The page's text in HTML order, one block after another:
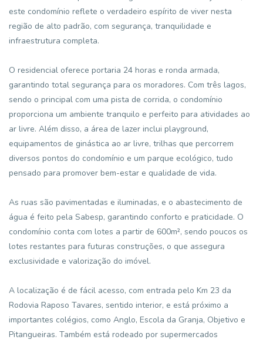
este condomínio reflete o verdadeiro espírito de viver nesta
região de alto padrão, com segurança, tranquilidade e
infraestrutura completa.
O residencial oferece portaria 24 horas e ronda armada,
garantindo total segurança para os moradores. Com três lagos,
sendo o principal com uma pista de corrida, o condomínio
proporciona um ambiente tranquilo e perfeito para atividades ao
ar livre. Além disso, a área de lazer inclui playground,
equipamentos de ginástica ao ar livre, trilhas que percorrem
diversos pontos do condomínio e um parque ecológico, tudo
pensado para promover bem-estar e qualidade de vida.
As ruas são pavimentadas e iluminadas, e o abastecimento de
água é feito pela Sabesp, garantindo conforto e praticidade. O
condomínio conta com lotes a partir de 600m², sendo poucos os
lotes restantes para futuras construções, o que assegura
exclusividade e valorização do imóvel.
A localização é de fácil acesso, com entrada pelo Km 23 da
Rodovia Raposo Tavares, sentido interior, e está próximo a
importantes colégios, como Anglo, Escola da Granja, Objetivo e
Pitangueiras. Também está rodeado por supermercados